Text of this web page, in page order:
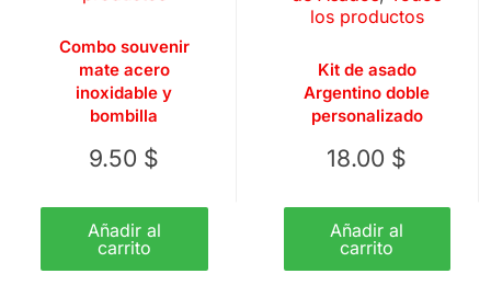
Combo souvenir
mate acero
inoxidable y
bombilla
9.50 $
Añadir al
carrito
los productos
Kit de asado
Argentino doble
personalizado
18.00 $
Añadir al
carrito